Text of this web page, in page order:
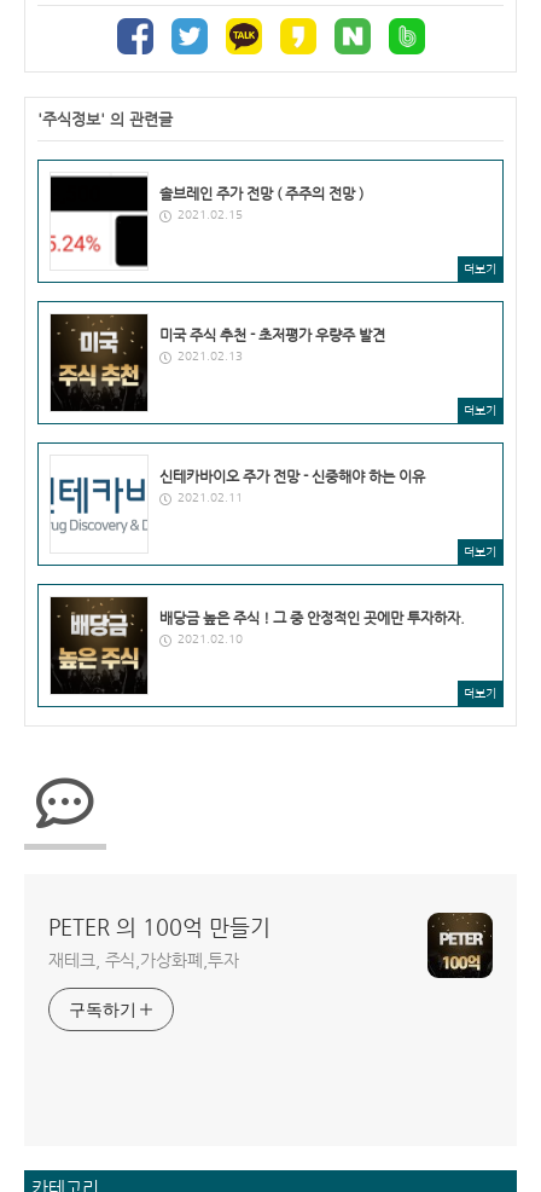
'주식정보' 의 관련글
솔브레인 주가 전망 ( 주주의 전망 )
2021.02.15
더보기
미국 주식 추천 - 초저평가 우량주 발견
2021.02.13
더보기
신테카바이오 주가 전망 - 신중해야 하는 이유
2021.02.11
더보기
배당금 높은 주식 ! 그 중 안정적인 곳에만 투자하자.
2021.02.10
더보기
PETER 의 100억 만들기
재테크, 주식,가상화폐,투자
구독하기